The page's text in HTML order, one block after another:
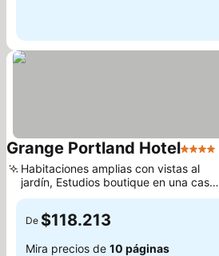
Grange Portland Hotel4
Habitaciones amplias con vistas al
jardín, Estudios boutique en una casa
georgiana
De $118.213
Mira precios de 10 páginas